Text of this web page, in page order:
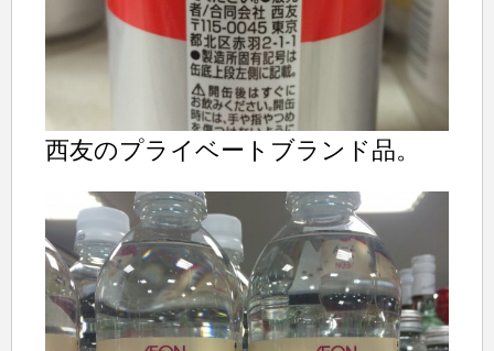
西友のプライベートブランド品。